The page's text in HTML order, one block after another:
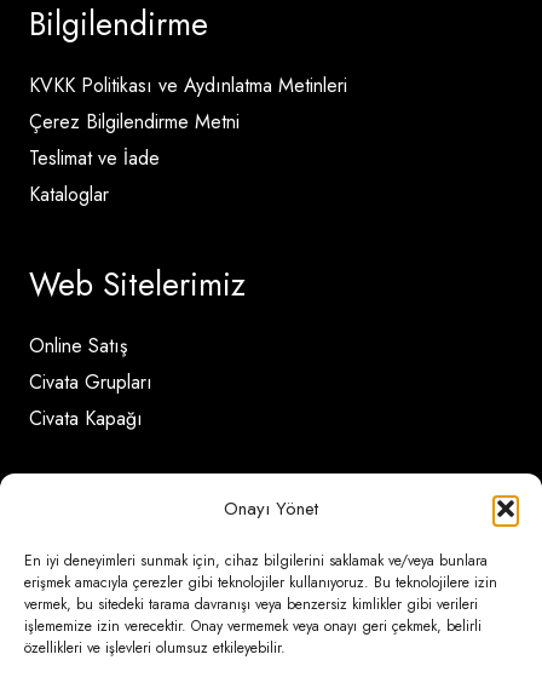
Onayı Yönet
En iyi deneyimleri sunmak için, cihaz bilgilerini saklamak ve/veya bunlara
erişmek amacıyla çerezler gibi teknolojiler kullanıyoruz. Bu teknolojilere izin
vermek, bu sitedeki tarama davranışı veya benzersiz kimlikler gibi verileri
işlememize izin verecektir. Onay vermemek veya onayı geri çekmek, belirli
özellikleri ve işlevleri olumsuz etkileyebilir.
Bilgilendirme
KVKK Politikası ve Aydınlatma Metinleri
Çerez Bilgilendirme Metni
Teslimat ve İade
Kataloglar
Web Sitelerimiz
Online Satış
Civata Grupları
Civata Kapağı
İletişim Detayları
Ömerli Mahallesi Risalet Sokak No:6/A (Hadımköy)
– Arnavutköy / İstanbul
0850 346 6 772